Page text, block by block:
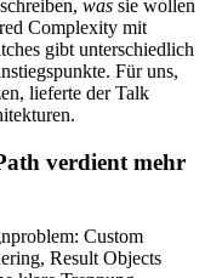
was sie wollen
Complexity mit
gibt unterschiedlich
Für uns,
lieferte der Talk
verdient mehr
Custom
Result Objects